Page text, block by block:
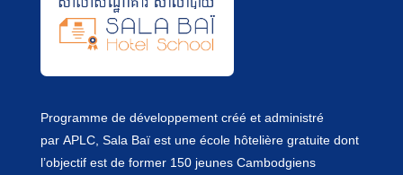
Programme de développement créé et administré
par APLC, Sala Baï est une école hôtelière gratuite dont
l’objectif est de former 150 jeunes Cambodgiens